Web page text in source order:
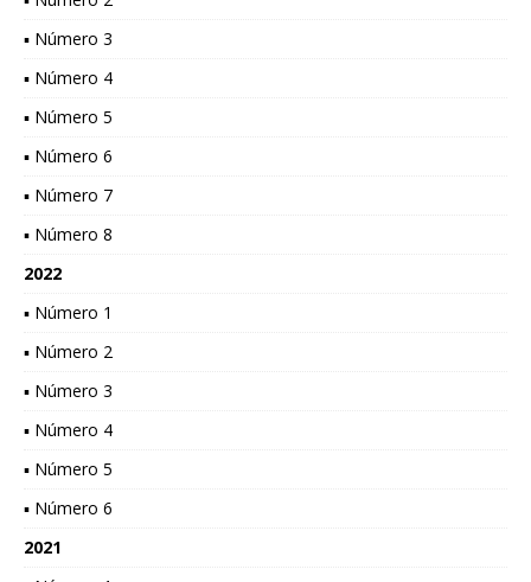
▪ Número 3
▪ Número 4
▪ Número 5
▪ Número 6
▪ Número 7
▪ Número 8
2022
▪ Número 1
▪ Número 2
▪ Número 3
▪ Número 4
▪ Número 5
▪ Número 6
2021